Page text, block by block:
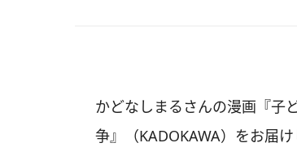
かどなしまるさんの漫画『子
争』（KADOKAWA）をお届け